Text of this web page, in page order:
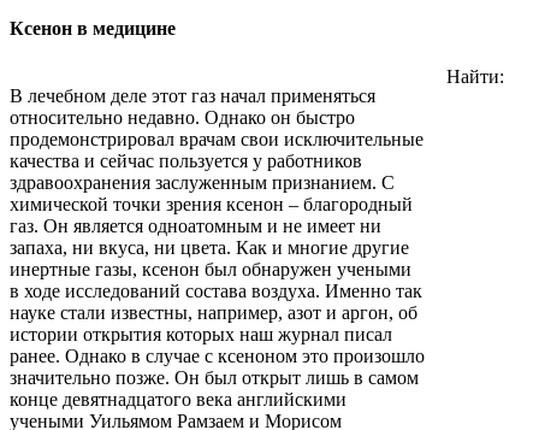
Ксенон в медицине
В лечебном деле этот газ начал применяться
относительно недавно. Однако он быстро
продемонстрировал врачам свои исключительные
качества и сейчас пользуется у работников
здравоохранения заслуженным признанием. С
химической точки зрения ксенон – благородный
газ. Он является одноатомным и не имеет ни
запаха, ни вкуса, ни цвета. Как и многие другие
инертные газы, ксенон был обнаружен учеными
в ходе исследований состава воздуха. Именно так
науке стали известны, например, азот и аргон, об
истории открытия которых наш журнал писал
ранее. Однако в случае с ксеноном это произошло
значительно позже. Он был открыт лишь в самом
конце девятнадцатого века английскими
учеными Уильямом Рамзаем и Морисом
Найти: